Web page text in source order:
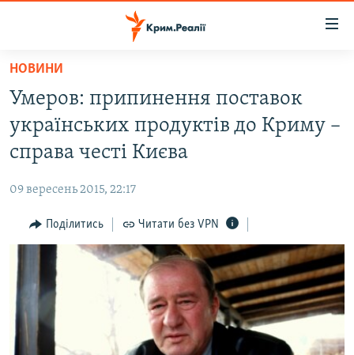
Перейти
основного
матеріалу
Перейти
до
основної
навігації
Перейти
пошуку
ВОДА.КРИМ
ВІДЕО ТА ФОТО
БЛОГИ
ПОГЛЯД
ІНТЕРВ'Ю
ВСЕ ЗА ДЕНЬ
СПЕЦПРОЕКТИ
ДЕПОРТАЦІЯ
ЯК ОБІЙТИ БЛОКУВАННЯ
НОВИНИ
Умеров: припинення поставок
українських продуктів до Криму –
справа честі Києва
09 вересень 2015, 22:17
Поділитись Читати без VPN